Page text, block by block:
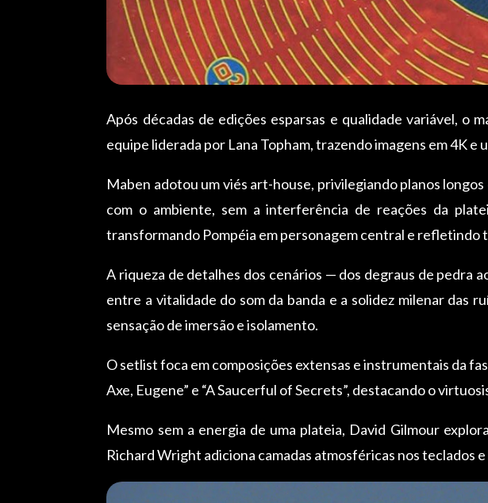
Após décadas de edições esparsas e qualidade variável,
equipe liderada por Lana Topham, trazendo imagens em 4K
Maben adotou um viés art-house, privilegiando planos
com o ambiente, sem a interferência de reações da
transformando Pompéia em personagem central e refletindo
A riqueza de detalhes dos cenários — dos degraus de pedra
entre a vitalidade do som da banda e a solidez milenar das
sensação de imersão e isolamento.
O setlist foca em composições extensas e instrumentais da
Axe, Eugene” e “A Saucerful of Secrets”, destacando o
Mesmo sem a energia de uma plateia, David Gilmour
Richard Wright adiciona camadas atmosféricas nos